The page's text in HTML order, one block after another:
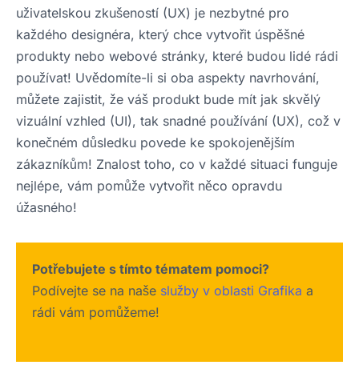
uživatelskou zkušeností (UX) je nezbytné pro
každého designéra, který chce vytvořit úspěšné
produkty nebo webové stránky, které budou lidé rádi
používat! Uvědomíte-li si oba aspekty navrhování,
můžete zajistit, že váš produkt bude mít jak skvělý
vizuální vzhled (UI), tak snadné používání (UX), což v
konečném důsledku povede ke spokojenějším
zákazníkům! Znalost toho, co v každé situaci funguje
nejlépe, vám pomůže vytvořit něco opravdu
úžasného!
Potřebujete s tímto tématem pomoci?
Podívejte se na naše služby v oblasti Grafika a
rádi vám pomůžeme!